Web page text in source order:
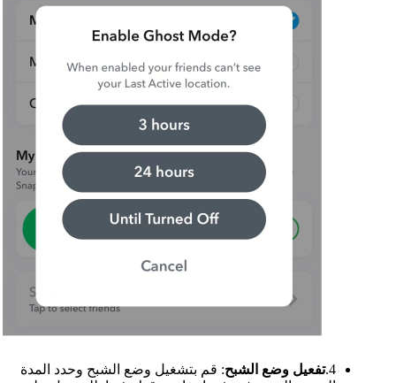
4. تفعيل وضع الشبح: قم بتشغيل وضع الشبح وحدد المدة